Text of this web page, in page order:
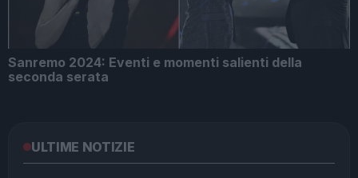
Sanremo 2024: Eventi e momenti salienti della
seconda serata
ULTIME NOTIZIE